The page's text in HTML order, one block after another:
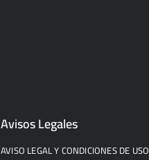
Avisos Legales
AVISO LEGAL Y CONDICIONES DE USO